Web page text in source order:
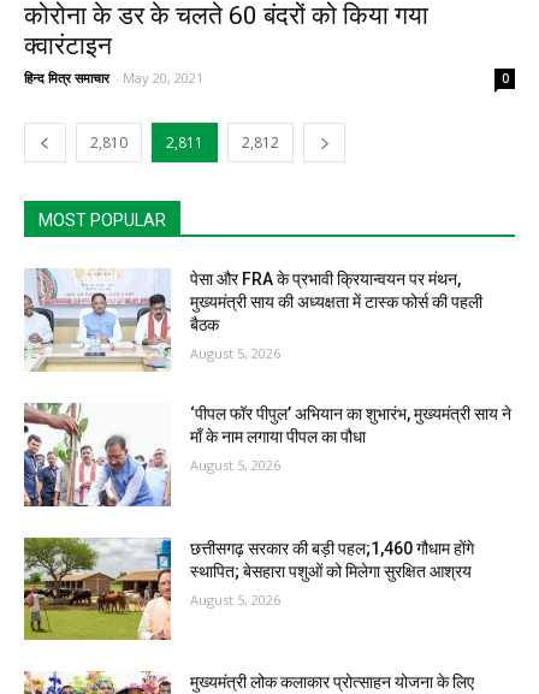
कोरोना के डर के चलते 60 बंदरों को किया गया
क्वारंटाइन
हिन्द मित्र समाचार - May 20, 2021 0
2,810 2,811 2,812
MOST POPULAR
पेसा और FRA के प्रभावी क्रियान्वयन पर मंथन,
मुख्यमंत्री साय की अध्यक्षता में टास्क फोर्स की पहली
बैठक
August 5, 2026
‘पीपल फॉर पीपुल’ अभियान का शुभारंभ, मुख्यमंत्री साय ने
माँ के नाम लगाया पीपल का पौधा
August 5, 2026
छत्तीसगढ़ सरकार की बड़ी पहल;1,460 गौधाम होंगे
स्थापित; बेसहारा पशुओं को मिलेगा सुरक्षित आश्रय
August 5, 2026
मुख्यमंत्री लोक कलाकार प्रोत्साहन योजना के लिए